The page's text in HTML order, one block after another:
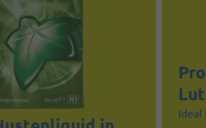
Ideal